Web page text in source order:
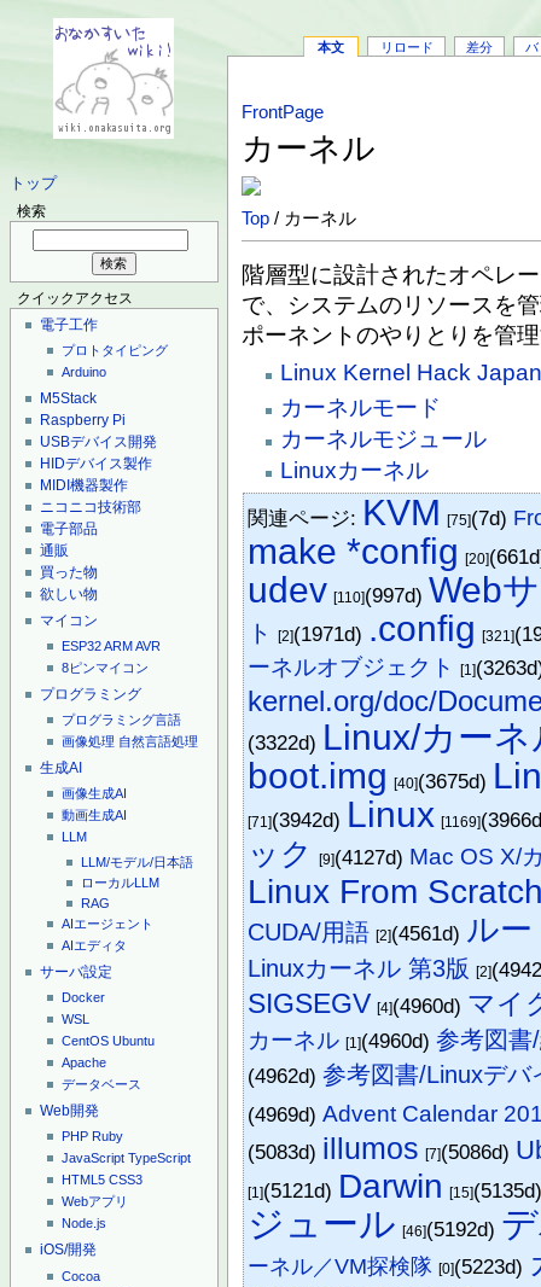
トップ
検索
クイックアクセス
電子工作
プロトタイピング
Arduino
M5Stack
Raspberry Pi
USBデバイス開発
HIDデバイス製作
MIDI機器製作
ニコニコ技術部
電子部品
通販
買った物
欲しい物
マイコン
ESP32ARMAVR
8ピンマイコン
プログラミング
プログラミング言語
画像処理 自然言語処理
生成AI
画像生成AI
動画生成AI
LLM
LLM/モデル/日本語
ローカルLLM
RAG
AIエージェント
AIエディタ
サーバ設定
Docker
WSL
CentOS Ubuntu
Apache
データベース
Web開発
PHP Ruby
JavaScript TypeScript
HTML5 CSS3
Webアプリ
Node.js
iOS/開発
Cocoa
本文 リロード 差分 バ
FrontPage
カーネル
Top / カーネル
階層型に設計されたオペレ
で、システムのリソースを
ポーネントのやりとりを管
Linux Kernel Hack
カーネルモード
カーネルモジュール
Linuxカーネル
関連ページ: KVM [75](7d)
make *config [20]
udev [110](997d) Web
ト [2](1971d) .config [321]
ーネルオブジェクト [1]
kernel.org/doc/
(3322d) Linux/カー
boot.img [40](3675d)
[71](3942d) Linux [1169]
ック [9](4127d) Mac OS X/
Linux From
CUDA/用語 [2](4561d) ル
Linuxカーネル 第3版 [2]
SIGSEGV [4](4960d) マイ
カーネル [1](4960d)参考図書
(4962d)参考図書/Linuxデ
(4969d)Advent Calendar
(5083d) illumos [7](5086d)
[1](5121d) Darwin [15]
ジュール [46](5192d)
ーネル／VM探検隊 [0](5223d)